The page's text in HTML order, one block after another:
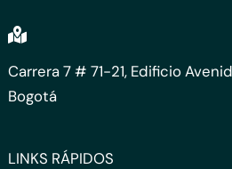
Carrera 7 # 71-21, Edificio
Bogotá
LINKS RÁPIDOS